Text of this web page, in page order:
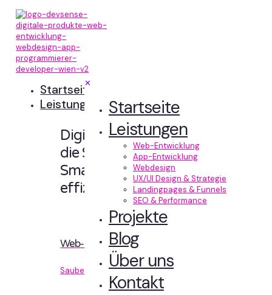
✕
Startseite
Leistungen
Web-Entwicklung
App-Entwicklung
Webdesign
UX/UI Design & Strategie
Landingpages & Funnels
SEO & Performance
Projekte
Blog
Über uns
Kontakt
Startseite
Leistungen
Digitale Erlebnisse,
die Sinn machen.
Smart designt und
effizient entwickelt.
Web-Entwicklung
Sauberer Code, der performt.